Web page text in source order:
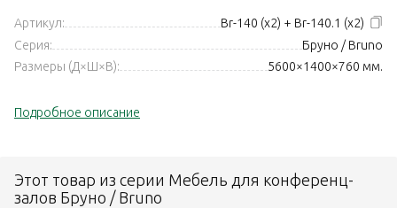
Артикул:
Br-140 (x2) + Br-140.1 (x2)
Серия:
Бруно / Bruno
Размеры (Д×Ш×В):
5600×1400×760 мм.
Подробное описание
Этот товар из серии Мебель для конференц-
залов Бруно / Bruno